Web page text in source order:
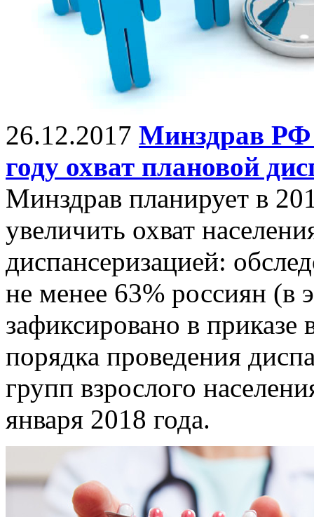
26.12.2017 Минздрав РФ
году охват плановой
Минздрав планирует в
увеличить охват
диспансеризацией:
не менее 63% россиян (в
зафиксировано в
порядка проведения
групп взрослого
января 2018 года.